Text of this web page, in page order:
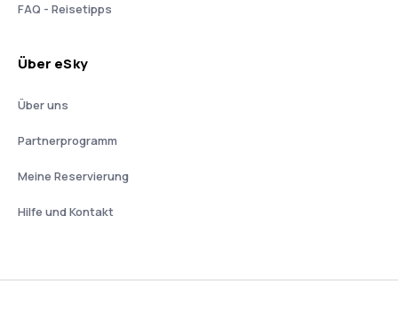
FAQ - Reisetipps
Über eSky
Über uns
Partnerprogramm
Meine Reservierung
Hilfe und Kontakt